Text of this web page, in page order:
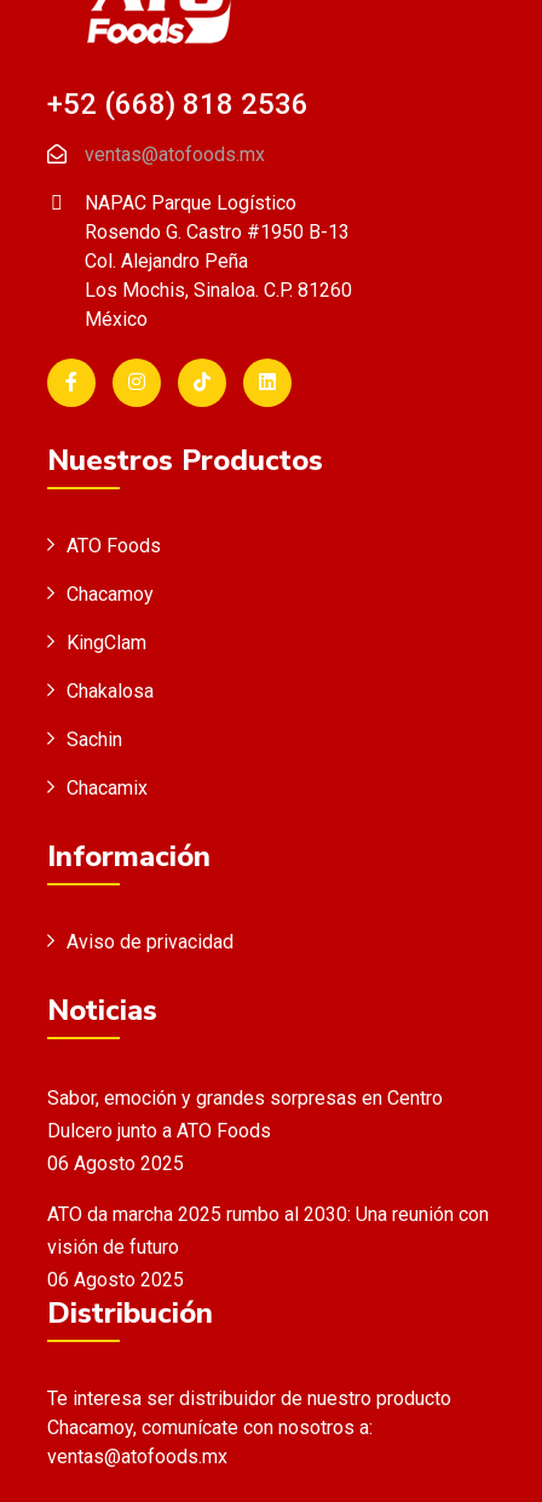
+52 (668) 818 2536
ventas@atofoods.mx
NAPAC Parque Logístico
Rosendo G. Castro #1950 B-13
Col. Alejandro Peña
Los Mochis, Sinaloa. C.P. 81260
México
Nuestros Productos
ATO Foods
Chacamoy
KingClam
Chakalosa
Sachin
Chacamix
Información
Aviso de privacidad
Noticias
Sabor, emoción y grandes sorpresas en Centro
Dulcero junto a ATO Foods
06 Agosto 2025
ATO da marcha 2025 rumbo al 2030: Una reunión con
visión de futuro
06 Agosto 2025
Distribución
Te interesa ser distribuidor de nuestro producto
Chacamoy, comunícate con nosotros a:
ventas@atofoods.mx